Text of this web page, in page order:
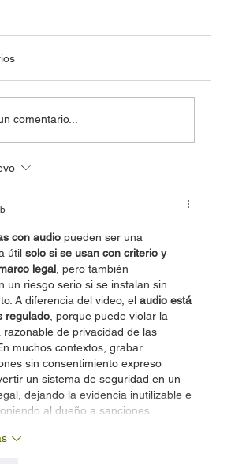
Mesh en Puerto Rico
comentario...
con audio pueden ser una
útil solo si se usan con criterio y
legal, pero también
un riesgo serio si se instalan sin
A diferencia del video, el audio está
regulado, porque puede violar la
razonable de privacidad de las
muchos contextos, grabar
sin consentimiento expreso
un sistema de seguridad en un
dejando la evidencia inutilizable e
al dueño a sanciones…